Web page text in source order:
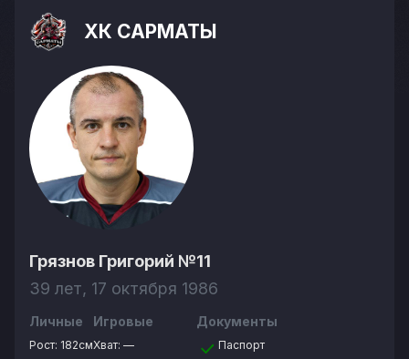
ХК САРМАТЫ
Грязнов Григорий №11
39 лет, 17 октября 1986
Личные
Рост: 182см
Игровые
Хват: —
Документы
Паспорт